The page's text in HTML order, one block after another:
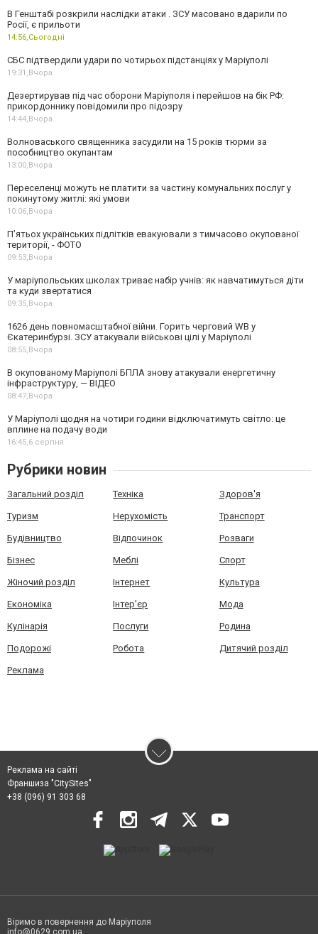
В Генштабі розкрили наслідки атаки . ЗСУ масовано вдарили по
Росії, є прильоти
14:56,Сьогодні
СБС підтвердили удари по чотирьох підстанціях у Маріуполі
19:31, Вчора
Дезертирував під час оборони Маріуполя і перейшов на бік РФ:
прикордоннику повідомили про підозру
14:44, Вчора
Волноваського священника засудили на 15 років тюрми за
пособництво окупантам
13:00, Вчора
Переселенці можуть не платити за частину комунальних послуг у
покинутому житлі: які умови
10:06, Вчора
П’ятьох українських підлітків евакуювали з тимчасово окупованої
території, - ФОТО
09:53, Вчора
У маріупольських школах триває набір учнів: як навчатимуться діти
та куди звертатися
09:35, Вчора
1626 день повномасштабної війни. Горить черговий WB у
Єкатеринбурзі. ЗСУ атакували військові цілі у Маріуполі
08:55, Вчора
В окупованому Маріуполі БПЛА знову атакували енергетичну
інфраструктуру, — ВІДЕО
08:47, Вчора
У Маріуполі щодня на чотири години відключатимуть світло: це
вплине на подачу води
16:45,6 серпня
Рубрики новин
Загальний розділ Техніка Здоров'я
Туризм Нерухомість Транспорт
Будівництво Відпочинок Розваги
Бізнес Меблі Спорт
Жіночий розділ Інтернет Культура
Економіка Інтер'єр Мода
Кулінарія Послуги Родина
Подорожі Робота Дитячий розділ
Реклама
Реклама на сайті
Франшиза "CitySites"
+38 (096) 91 303 68
Віримо в повернення до Маріуполя
info@0629.com.ua